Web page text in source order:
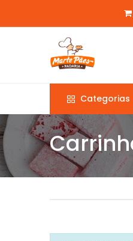
Categorias